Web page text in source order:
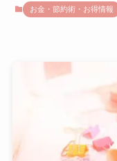
お金・節約術・お得情報